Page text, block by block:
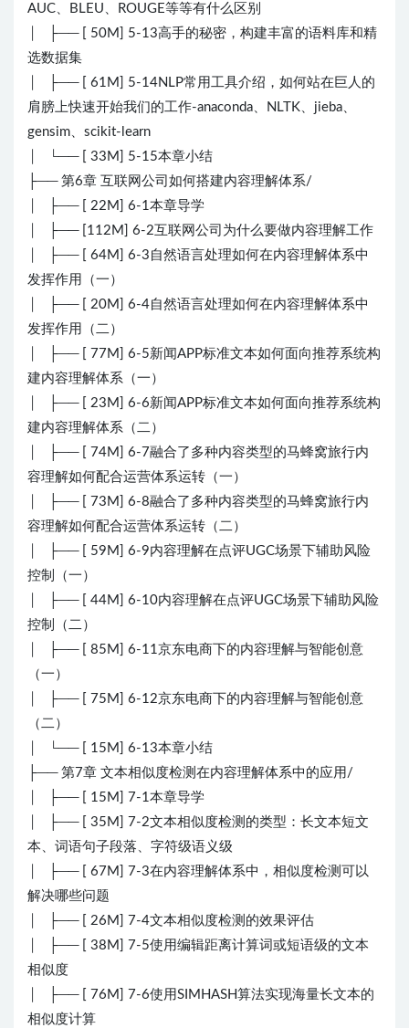
AUC、BLEU、ROUGE等等有什么区别
│ ├── [ 50M] 5-13高手的秘密，构建丰富的语料库和精
选数据集
│ ├── [ 61M] 5-14NLP常用工具介绍，如何站在巨人的
肩膀上快速开始我们的工作-anaconda、NLTK、jieba、
gensim、scikit-learn
│ └── [ 33M] 5-15本章小结
├── 第6章 互联网公司如何搭建内容理解体系/
│ ├── [ 22M] 6-1本章导学
│ ├── [112M] 6-2互联网公司为什么要做内容理解工作
│ ├── [ 64M] 6-3自然语言处理如何在内容理解体系中
发挥作用（一）
│ ├── [ 20M] 6-4自然语言处理如何在内容理解体系中
发挥作用（二）
│ ├── [ 77M] 6-5新闻APP标准文本如何面向推荐系统构
建内容理解体系（一）
│ ├── [ 23M] 6-6新闻APP标准文本如何面向推荐系统构
建内容理解体系（二）
│ ├── [ 74M] 6-7融合了多种内容类型的马蜂窝旅行内
容理解如何配合运营体系运转（一）
│ ├── [ 73M] 6-8融合了多种内容类型的马蜂窝旅行内
容理解如何配合运营体系运转（二）
│ ├── [ 59M] 6-9内容理解在点评UGC场景下辅助风险
控制（一）
│ ├── [ 44M] 6-10内容理解在点评UGC场景下辅助风险
控制（二）
│ ├── [ 85M] 6-11京东电商下的内容理解与智能创意
（一）
│ ├── [ 75M] 6-12京东电商下的内容理解与智能创意
（二）
│ └── [ 15M] 6-13本章小结
├── 第7章 文本相似度检测在内容理解体系中的应用/
│ ├── [ 15M] 7-1本章导学
│ ├── [ 35M] 7-2文本相似度检测的类型：长文本短文
本、词语句子段落、字符级语义级
│ ├── [ 67M] 7-3在内容理解体系中，相似度检测可以
解决哪些问题
│ ├── [ 26M] 7-4文本相似度检测的效果评估
│ ├── [ 38M] 7-5使用编辑距离计算词或短语级的文本
相似度
│ ├── [ 76M] 7-6使用SIMHASH算法实现海量长文本的
相似度计算